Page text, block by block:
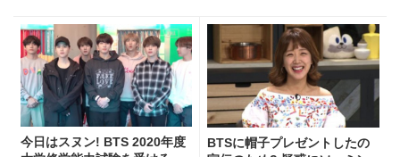
今日はスヌン! BTS 2020年度
BTSに帽子プレゼントしたの